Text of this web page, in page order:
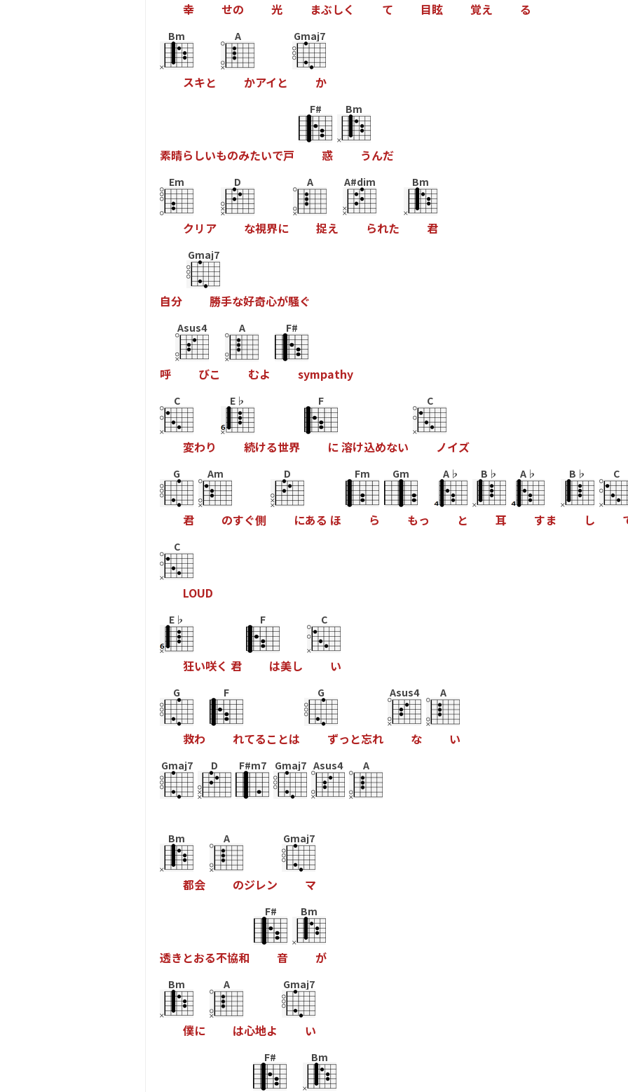
幸 せの 光 まぶしく て 目眩 覚え る
Bm
スキと
A
かアイ と
Gmaj7
か
素晴ら しいものみたいで戸
F#
惑
Bm
うんだ
Em
クリ ア
D
な視界に
A
捉え
A#dim
られた
Bm
君
自分
Gmaj7
勝手な好奇心が騒ぐ
呼
Asus4
びこ
A
むよ
F#
sympathy
C
変わり
E♭
続ける世界
F
に溶け込めない
C
ノイズ
G
君
Am
のすぐ側
D
にある ほ
Fm
ら
Gm
もっ
A♭
と
B♭
耳
A♭
すま
B♭
し
C
C
LOUD
E♭
狂い咲く 君
F
は美し
C
い
G
救わ
F
れてるこ とは
G
ずっ と忘れ
Asus4
な
A
い
Gmaj7 D F#m7 Gmaj7 Asus4 A
Bm
都会
A
のジレン
Gmaj7
マ
透き とおる不協和
F#
音
Bm
が
Bm
僕に
A
は心地よ
Gmaj7
い
F# Bm